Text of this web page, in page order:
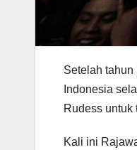
Setelah tahun
Indonesia
Rudess untuk
Kali ini